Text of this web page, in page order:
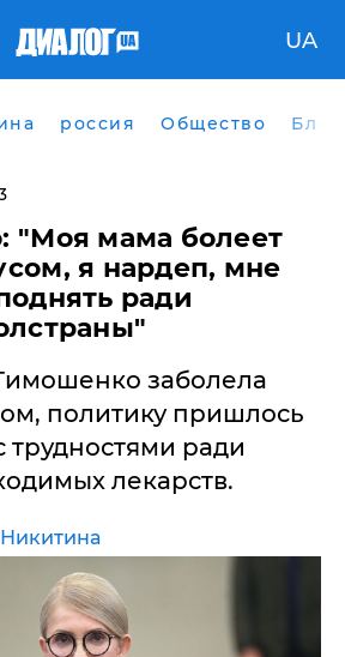
UA
россия Общество
"Моя мама болеет
я нардеп, мне
ради
заболела
политику пришлось
трудностями ради
лекарств.